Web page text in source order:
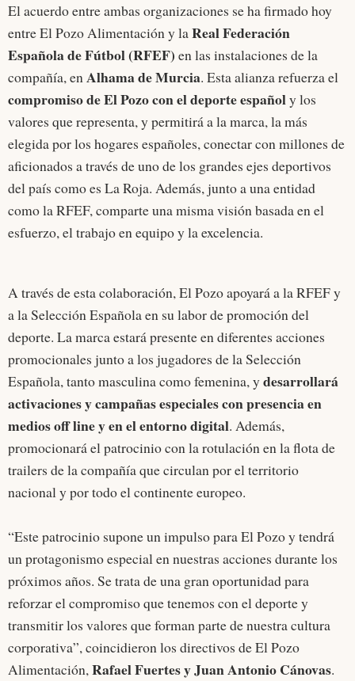
El acuerdo entre ambas organizaciones se ha firmado hoy
entre El Pozo Alimentación y laReal Federación
Española de Fútbol (RFEF) en las instalaciones de la
compañía, enAlhama de Murcia. Esta alianza refuerza el
compromiso de El Pozo con el deporte españoly los
valores que representa, y permitirá a la marca, la más
elegida por los hogares españoles, conectar con millones de
aficionados a través de uno de los grandes ejes deportivos
del país como es La Roja. Además, junto a una entidad
como la RFEF, comparte una misma visión basada en el
esfuerzo, el trabajo en equipo y la excelencia.
A través de esta colaboración, El Pozo apoyará a la RFEF y
a la Selección Española en su labor de promoción del
deporte. La marca estará presente en diferentes acciones
promocionales junto a los jugadores de la Selección
Española, tanto masculina como femenina, ydesarrollará
activaciones y campañas especiales con presencia en
medios off line y en el entorno digital. Además,
promocionará el patrocinio con la rotulación en la flota de
trailers de la compañía que circulan por el territorio
nacional y por todo el continente europeo.
“Este patrocinio supone un impulso para El Pozo y tendrá
un protagonismo especial en nuestras acciones durante los
próximos años. Se trata de una gran oportunidad para
reforzar el compromiso que tenemos con el deporte y
transmitir los valores que forman parte de nuestra cultura
corporativa”, coincidieron los directivos de El Pozo
Alimentación,Rafael Fuertes y Juan Antonio Cánovas.